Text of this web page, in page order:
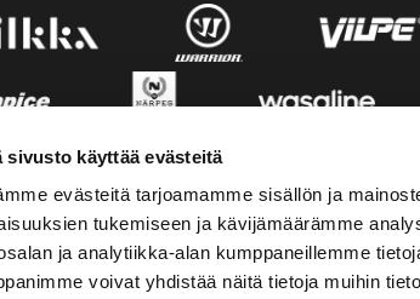
sivusto käyttää evästeitä
evästeitä tarjoamamme sisällön ja
tukemiseen ja kävijämäärämme
ja analytiikka-alan kumppaneillemme
voivat yhdistää näitä tietoja muihin